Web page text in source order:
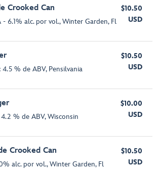
Crooked Can
6.1% alc. por vol., Winter Garden, Fl
$10.50
USD
% de ABV, Pensilvania
$10.50
USD
% de ABV, Wisconsin
$10.00
USD
Crooked Can
alc. por vol., Winter Garden, Fl
$10.50
USD